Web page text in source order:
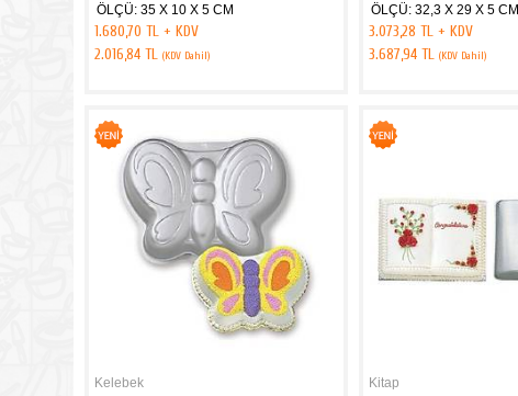
ÖLÇÜ: 35 X 10 X 5 CM
1.680,70 TL + KDV
2.016,84 TL (KDV Dahil)
ÖLÇÜ: 32,3 X 29 X 5 CM
3.073,28 TL + KDV
3.687,94 TL (KDV Dahil)
Kelebek
Kitap